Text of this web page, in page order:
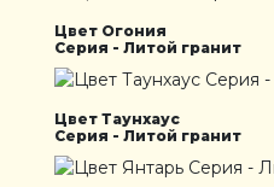
Цвет Огония
Серия - Литой гранит
Цвет Таунхаус
Серия - Литой гранит